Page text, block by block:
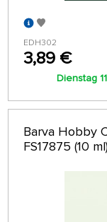
EDH302
3,89 €
Dienstag
Barva Hobby
FS17875 (10 ml)